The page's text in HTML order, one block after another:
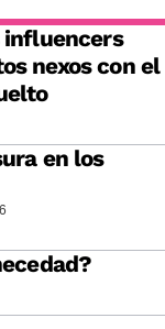
influencers
nexos con el
en los